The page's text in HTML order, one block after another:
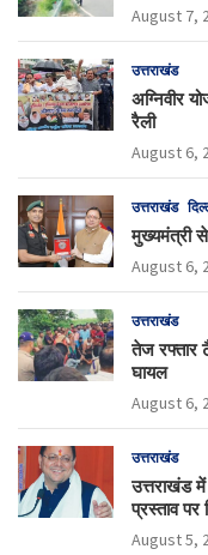
August 7,
उत्तराखंड
अग्निवीर
रैली
August 6,
उत्तराखंड
मुख्यमंत्री
August 6,
उत्तराखंड
तेज रफ्तार
घायल
August 6,
उत्तराखंड
उत्तराखंड
प्रस्ताव
August 5,